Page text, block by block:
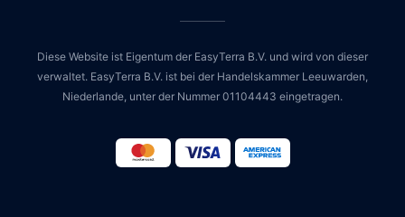
Diese Website ist Eigentum der EasyTerra B.V. und wird von dieser
verwaltet. EasyTerra B.V. ist bei der Handelskammer Leeuwarden,
Niederlande, unter der Nummer 01104443 eingetragen.